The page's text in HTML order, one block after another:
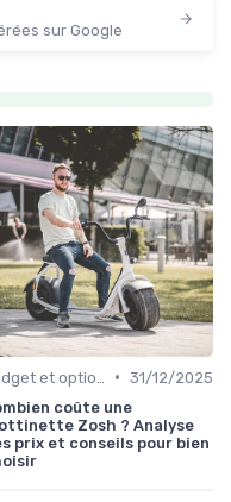
sur Google
• 31/12/2025
coûte une
Zosh ? Analyse
prix et conseils pour bien